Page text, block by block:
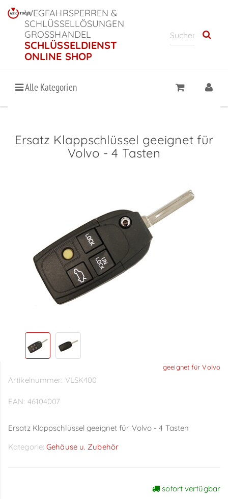
WEGFAHRSPERREN &
SCHLÜSSELLÖSUNGEN
GROSSHANDEL
SCHLÜSSELDIENST
ONLINE SHOP
Alle Kategorien
Ersatz Klappschlüssel geeignet für
Volvo - 4 Tasten
geeignet für Volvo
Artikelnummer: VLSK400
EAN: 46104007
Ersatz Klappschlüssel geeignet für Volvo - 4 Tasten
Kategorie:Gehäuse u. Zubehör
sofort verfügbar